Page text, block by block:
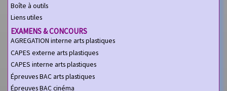
Boîte à outils
Liens utiles
EXAMENS & CONCOURS
AGREGATION interne arts plastiques
CAPES externe arts plastiques
CAPES interne arts plastiques
Épreuves BAC arts plastiques
Épreuves BAC cinéma